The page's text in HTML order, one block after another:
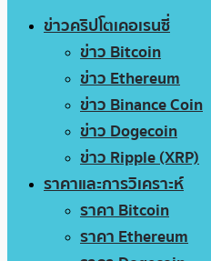
ข่าวคริปโตเคอเรนซี่
ข่าว Bitcoin
ข่าว Ethereum
ข่าว Binance Coin
ข่าว Dogecoin
ข่าว Ripple (XRP)
ราคาและการวิเคราะห์
ราคา Bitcoin
ราคา Ethereum